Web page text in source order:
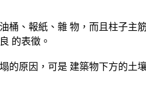
、報紙、雜 物，而且柱子主
的表徵。
原因，可是 建築物下方的土